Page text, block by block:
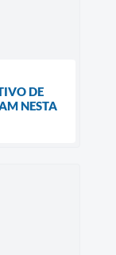
DE
NESTA